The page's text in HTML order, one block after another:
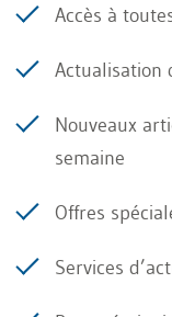
secret
médecin-
conseil ne
d'une levée du
collaboratrice
sur la durée et
Accès à
Actualisation
Nouveaux
semaine
Offres
Services